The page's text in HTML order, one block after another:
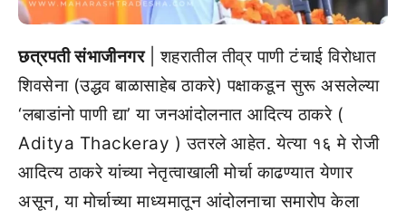
छत्रपती संभाजीनगर| शहरातील तीव्र पाणी टंचाई विरोधात
शिवसेना (उद्धव बाळासाहेब ठाकरे) पक्षाकडून सुरू असलेल्या
‘लबाडांनो पाणी द्या’ या जनआंदोलनात आदित्य ठाकरे (
Aditya Thackeray ) उतरले आहेत. येत्या १६ मे रोजी
आदित्य ठाकरे यांच्या नेतृत्वाखाली मोर्चा काढण्यात येणार
असून, या मोर्चाच्या माध्यमातून आंदोलनाचा समारोप केला